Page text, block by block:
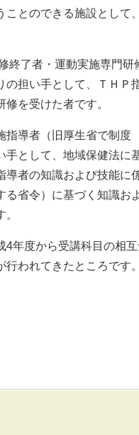
とのできる施設として、
終了者・運動実施専門研
の担い手として、ＴＨＰ
を受けた者です。
指導者（旧厚生省で制度
手として、地域保健法に
導者の知識および技能に
る省令）に基づく知識お
4年度から受講科目の相
われてきたところです。